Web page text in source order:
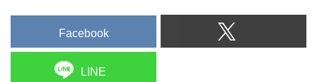
Facebook
LINE